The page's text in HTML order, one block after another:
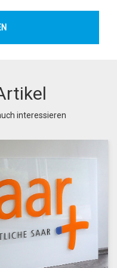
interessieren